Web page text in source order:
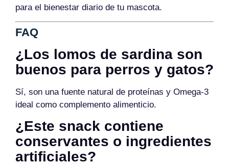
para el bienestar diario de tu mascota.
FAQ
¿Los lomos de sardina son
buenos para perros y gatos?
Sí, son una fuente natural de proteínas y Omega-3
ideal como complemento alimenticio.
¿Este snack contiene
conservantes o ingredientes
artificiales?